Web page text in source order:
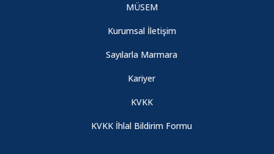
MÜSEM
Kurumsal İletişim
Sayılarla Marmara
Kariyer
KVKK
KVKK İhlal Bildirim Formu